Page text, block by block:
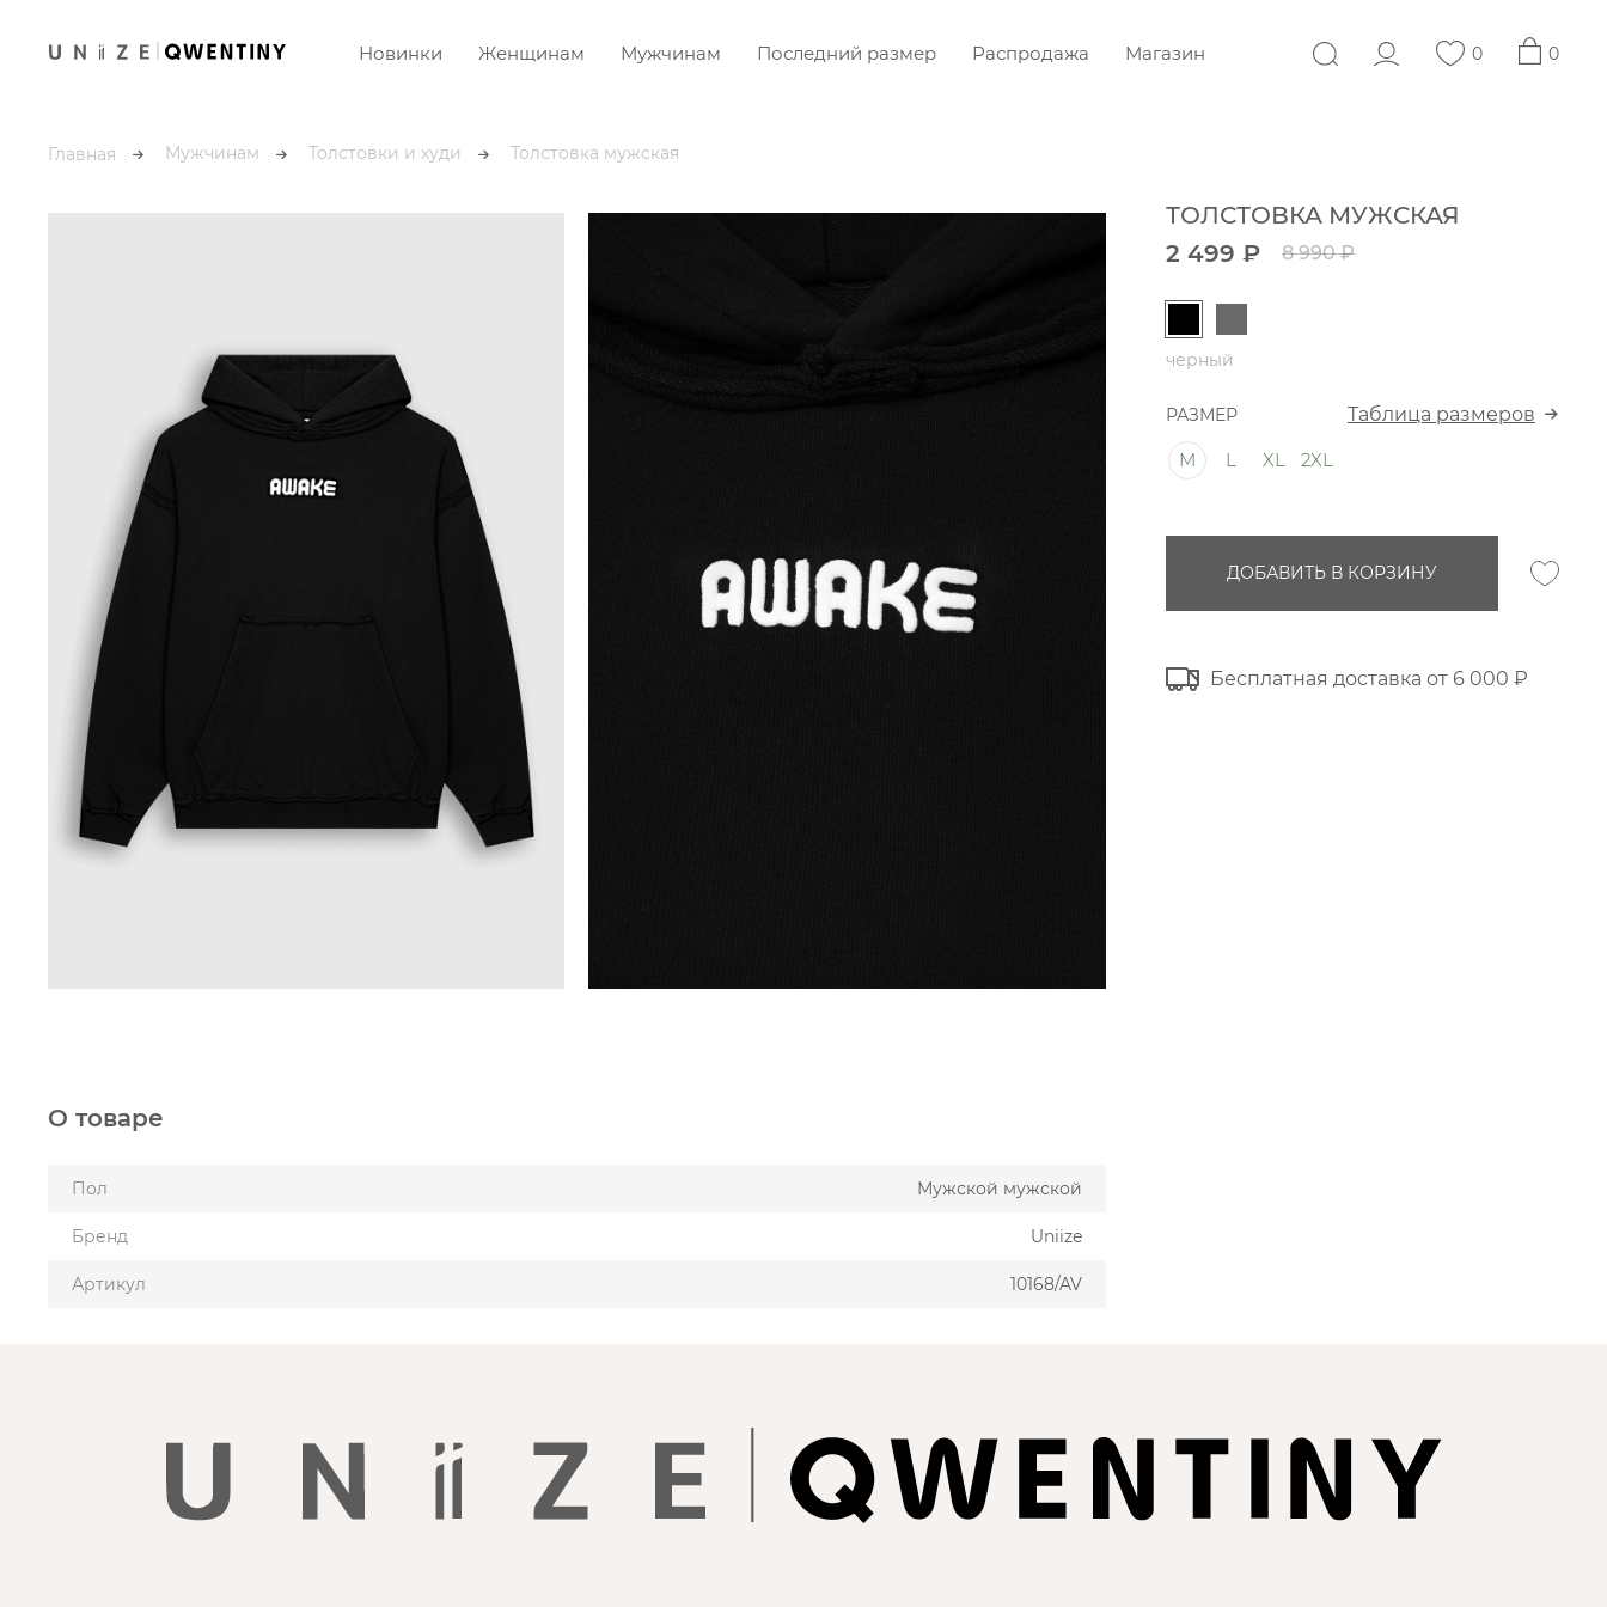
Новинки Женщинам Мужчинам Последний размер Распродажа Магазин 0 0
Главная Мужчинам Толстовки и худи Толстовка мужская
О товаре
Пол Мужской мужской
Бренд Uniize
Артикул 10168/AV
ТОЛСТОВКА МУЖСКАЯ
2 499 ₽
8 990 ₽
черный
РАЗМЕР
Таблица размеров
M
L XL 2XL
ДОБАВИТЬ В КОРЗИНУ
Бесплатная доставка от 6 000 ₽